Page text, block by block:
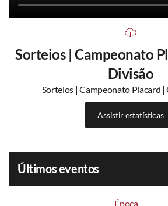
Sorteios | Campeonato
Divisão
Sorteios | Campeonato Placard |
Assistir estatísticas
Últimos eventos
Época